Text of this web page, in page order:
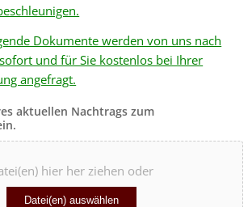
Dokumente werden von uns nach
und für Sie kostenlos bei Ihrer
angefragt.
aktuellen Nachtrags zum
hier her ziehen oder
Datei(en) auswählen